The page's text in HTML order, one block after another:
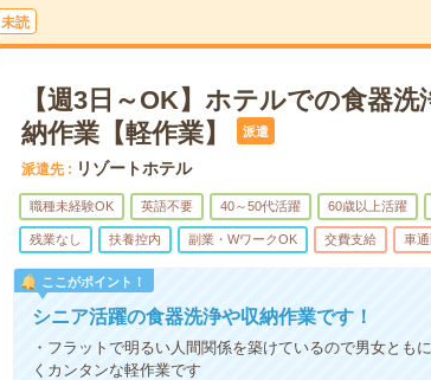
未読
【週3日～OK】ホテルでの食器
納作業【軽作業】
派遣
派遣先 リゾートホテル
職種未経験OK 英語不要 40～50代活躍 60歳以上活躍
残業なし 扶養控内 副業・WワークOK 交費支給 車
ここがポイント！
シニア活躍の食器洗浄や収納作業です！
・フラットで明るい人間関係を築けているので男女とも
くカンタンな軽作業です